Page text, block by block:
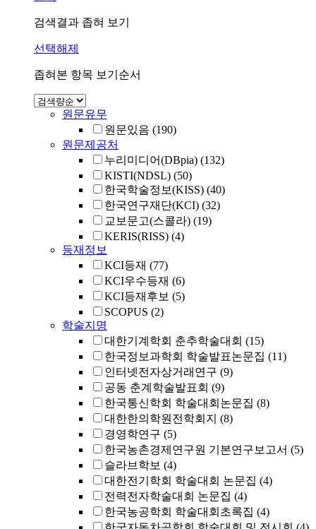
검색결과 좁혀 보기
선택해제
좁혀본 항목 보기순서
원문유무
원문있음 (190)
원문제공처
누리미디어(DBpia) (132)
KISTI(NDSL) (50)
한국학술정보(KISS) (40)
한국연구재단(KCI) (32)
교보문고(스콜라) (19)
KERIS(RISS) (4)
등재정보
KCI등재 (77)
KCI우수등재 (6)
KCI등재후보 (5)
SCOPUS (2)
학술지명
대한기계학회 춘추학술대회 (15)
한국정보과학회 학술발표논문집 (11)
인터넷전자상거래연구 (9)
공동 춘계학술발표회 (9)
한국통신학회 학술대회논문집 (8)
대한한의학원전학회지 (8)
경영학연구 (5)
한국농촌경제연구원 기본연구보고서 (5)
슬라브학보 (4)
대한전기학회 학술대회 논문집 (4)
전력전자학술대회 논문집 (4)
한국농공학회 학술대회초록집 (4)